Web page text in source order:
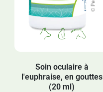
Soin oculaire à
l'euphraise, en gouttes
(20 ml)